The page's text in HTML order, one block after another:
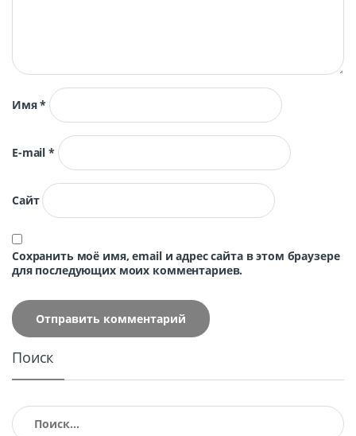
Имя*
E-mail*
Сайт
Сохранить моё имя, email и адрес сайта в этом браузере
для последующих моих комментариев.
Поиск
Найти: